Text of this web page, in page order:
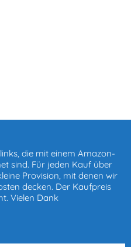
die mit einem Amazon-
sind. Für jeden Kauf über
Provision, mit denen wir
decken. Der Kaufpreis
Vielen Dank